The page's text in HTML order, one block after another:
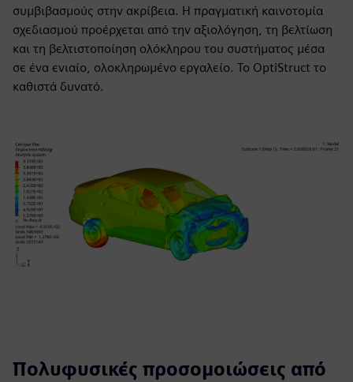
συμβιβασμούς στην ακρίβεια. Η πραγματική καινοτομία
σχεδιασμού προέρχεται από την αξιολόγηση, τη βελτίωση
και τη βελτιστοποίηση ολόκληρου του συστήματος μέσα
σε ένα ενιαίο, ολοκληρωμένο εργαλείο. Το OptiStruct το
καθιστά δυνατό.
Πολυφυσικές προσομοιώσεις από